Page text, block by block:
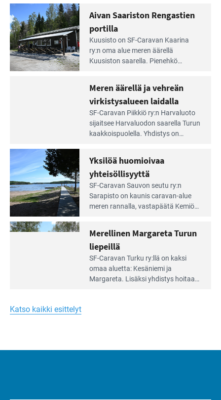
rannalla
pääsee
irti
arjesta
tarjoaa ympäris­töineen kauniit
maisemat ja loistavat virkistäytymis­
mahdollisuudet.
Lue
Leirintäoppaan
artikkeli:
Aivan
Aivan Saariston Rengastien
portilla
Kuusisto on SF-Caravan Kaarina
ry:n oma alue meren äärellä
Kuusiston saarella. Pie­nehkö
äärellä
ja
vehreän
virkistysalueen
laidalla
Meren äärellä ja vehreän
virkistysalueen laidalla
SF-Caravan Piikkiö ry:n Harvaluoto
sijait­see Harvaluodon saarella Turun
kaakkois­puolella. Yhdistys on
virkistysalueesta.
Lue
Leirintäoppaan
artikkeli:
Yksilöä
huomioivaa
yhteisöllisyyttä
Yksilöä huomioivaa
yhteisöllisyyttä
SF-Caravan Sauvon seutu ry:n
Sarapisto on kaunis caravan-alue
meren rannalla, vasta­päätä Kemiön
kymmenen paikkaa ilman sähköä.
Turun
liepeillä
Merellinen Margareta Turun
liepeillä
SF-Caravan Turku ry:llä on kaksi
omaa aluet­ta: Kesäniemi ja
Margareta. Lisäksi yhdis­tys hoitaa
Katso kaikki esittelyt